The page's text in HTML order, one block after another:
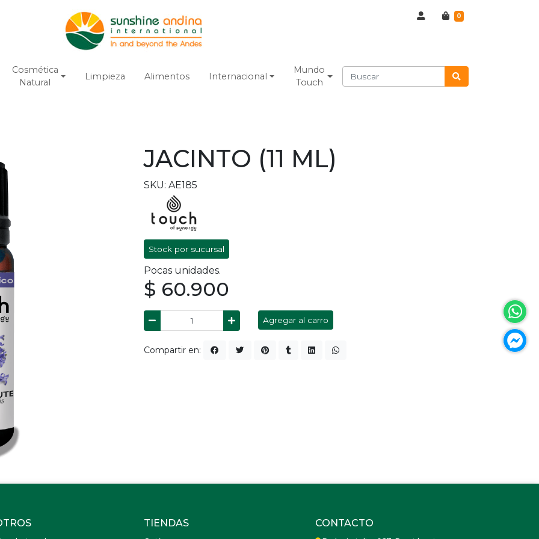
0
Cosmética
Natural
Limpieza Alimentos Internacional
Mundo
Touch
JACINTO (11 ML)
SKU: AE185
Stock por sucursal
Pocas unidades.
$ 60.900
Agregar al carro
Compartir en:
TIENDAS CONTACTO